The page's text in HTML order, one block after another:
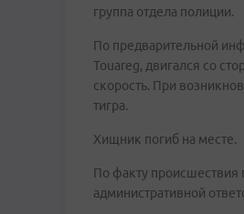
группа отдела полиции.
По предварительной
Touareg, двигался со
скорость. При
тигра.
Хищник погиб на месте.
По факту происшествия
административной